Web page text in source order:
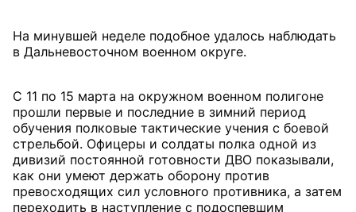
На минувшей неделе подобное удалось наблюдать
в Дальневосточном военном округе.
С 11 по 15 марта на окружном военном полигоне
прошли первые и последние в зимний период
обучения полковые тактические учения с боевой
стрельбой. Офицеры и солдаты полка одной из
дивизий постоянной готовности ДВО показывали,
как они умеют держать оборону против
превосходящих сил условного противника, а затем
переходить в наступление с подоспевшим